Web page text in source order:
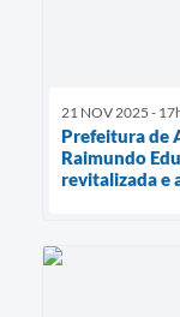
21 NOV 2025 -
Prefeitura de
Raimundo
revitalizada e